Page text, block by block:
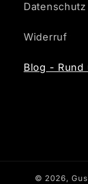
Datenschutz
Widerruf
Blog - Rund
© 2026,